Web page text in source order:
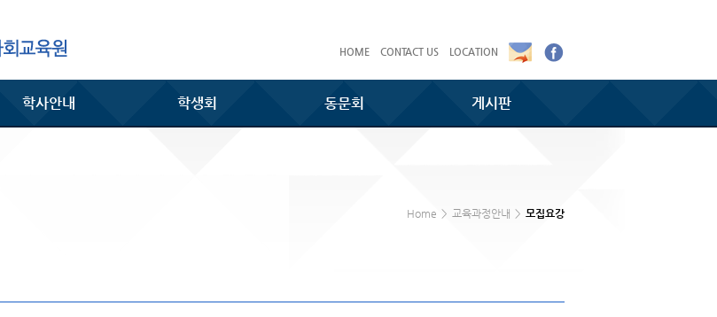
HOME CONTACT US LOCATION
학사안내 학생회 동문회 게시판
Home > 교육과정안내 > 모집요강